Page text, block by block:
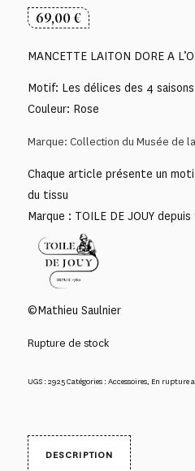
69,00€
MANCETTE LAITON DORE A
Motif: Les délices des 4 saisons
Couleur: Rose
Marque: Collection du Musée de
Chaque article présente un
du tissu
Marque : TOILE DE JOUY
©Mathieu Saulnier
Rupture de stock
UGS :2925Catégories :Accessoires, En rupture
DESCRIPTION